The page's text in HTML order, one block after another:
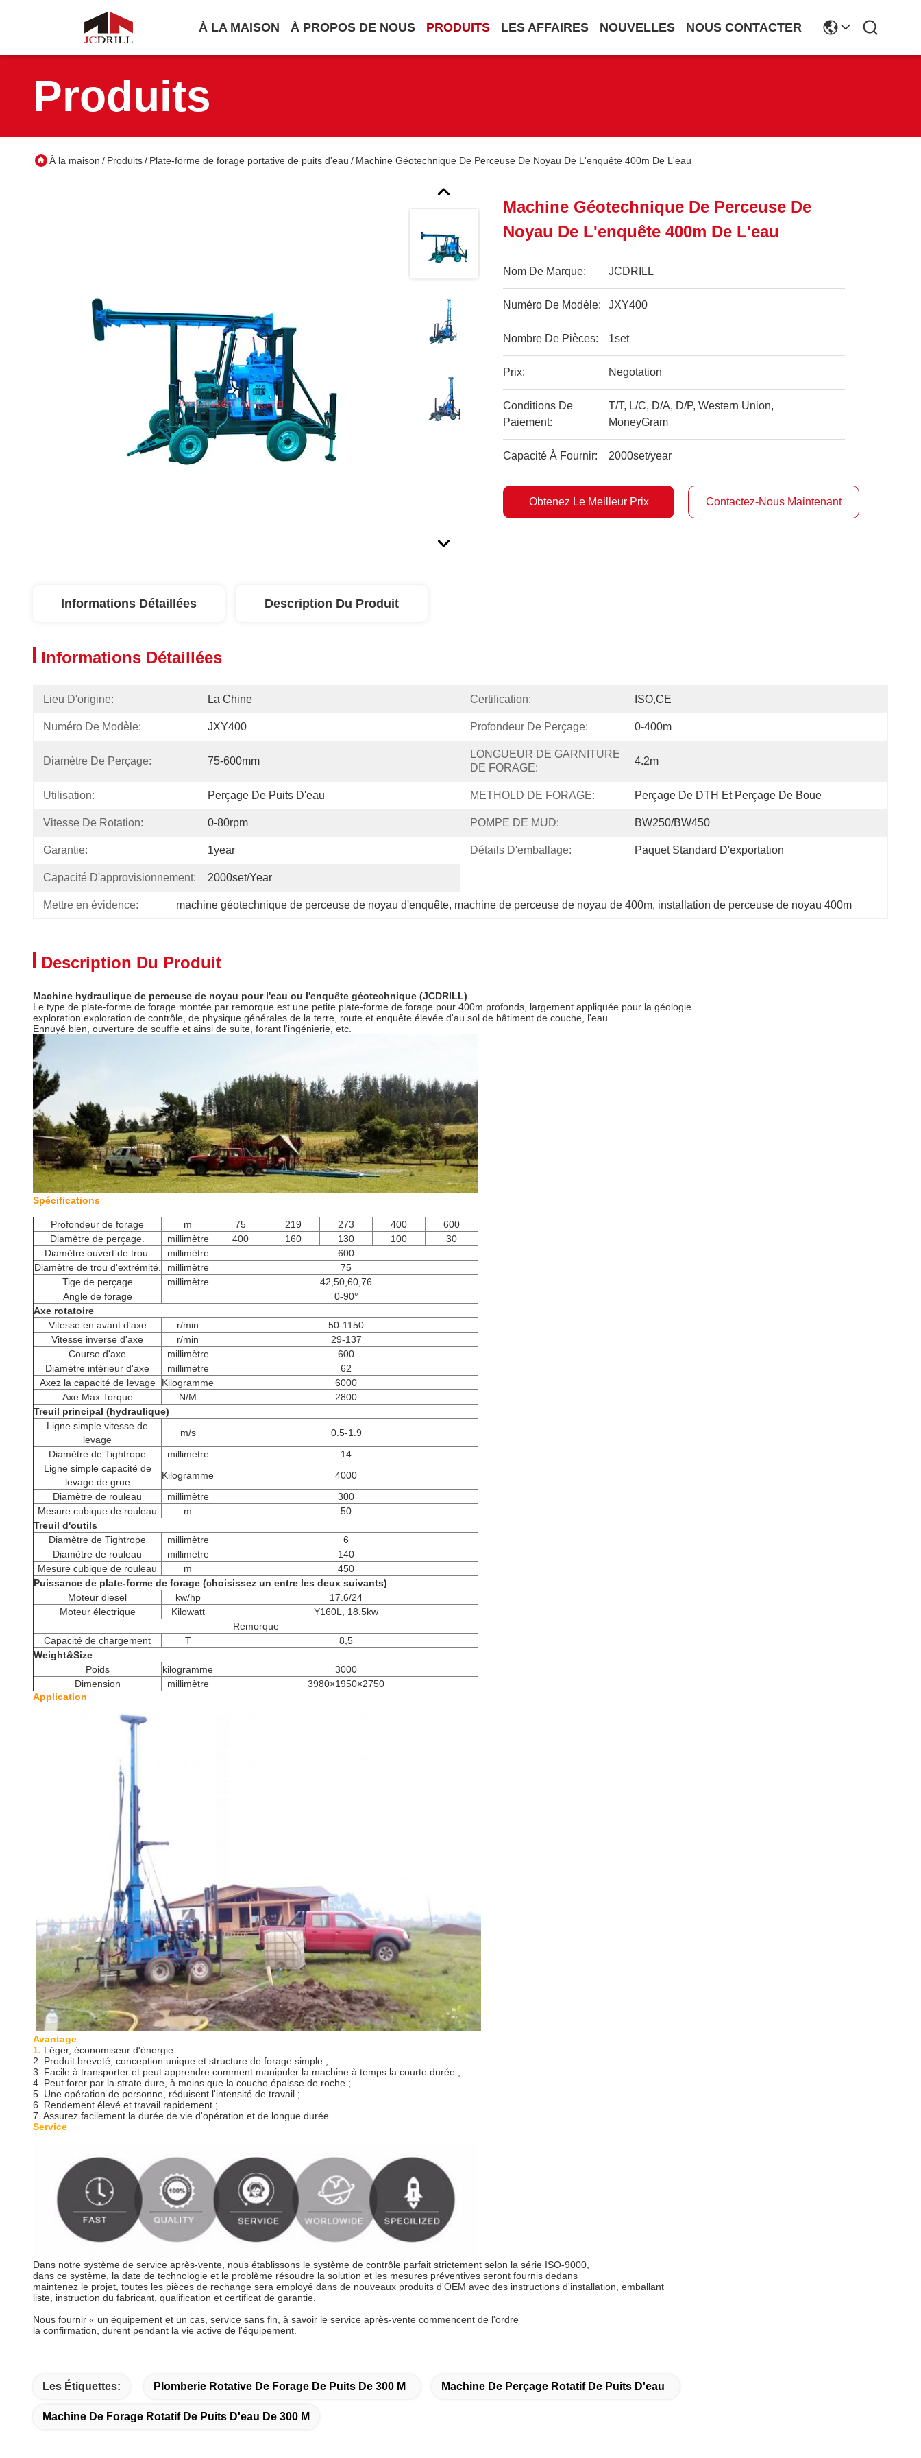
À LA MAISON À PROPOS DE NOUS PRODUITS LES AFFAIRES NOUVELLES NOUS CONTACTER
Produits
À la maison / Produits/ Plate-forme de forage portative de puits d'eau / Machine Géotechnique De Perceuse De Noyau De L'enquête 400m De L'eau
Machine Géotechnique De Perceuse De
Noyau De L'enquête 400m De L'eau
Nom De Marque: JCDRILL
Numéro De Modèle: JXY400
Nombre De Pièces: 1set
Prix: Negotation
Conditions De
Paiement:
T/T, L/C, D/A, D/P, Western Union,
MoneyGram
Capacité À Fournir: 2000set/year
Obtenez Le Meilleur Prix Contactez-Nous Maintenant
Informations Détaillées Description Du Produit
Informations Détaillées
Lieu D'origine: La Chine Certification: ISO,CE
Numéro De Modèle: JXY400 Profondeur De Perçage: 0-400m
Diamètre De Perçage: 75-600mm
LONGUEUR DE GARNITURE
DE FORAGE:
4.2m
Utilisation: Perçage De Puits D'eau METHOLD DE FORAGE: Perçage De DTH Et Perçage De Boue
Vitesse De Rotation: 0-80rpm POMPE DE MUD: BW250/BW450
Garantie: 1year Détails D'emballage: Paquet Standard D'exportation
Capacité D'approvisionnement: 2000set/year
Mettre en évidence: machine géotechnique de perceuse de noyau d'enquête, machine de perceuse de noyau de 400m, installation de perceuse de noyau 400m
Description Du Produit
Machine hydraulique de perceuse de noyau pour l'eau ou l'enquête géotechnique (JCDRILL)
Le type de plate-forme de forage montée par remorque est une petite plate-forme de forage pour 400m profonds, largement appliquée pour la géologie
exploration exploration de contrôle, de physique générales de la terre, route et enquête élevée d'au sol de bâtiment de couche, l'eau
Ennuyé bien, ouverture de souffle et ainsi de suite, forant l'ingénierie, etc.
Spécifications
Profondeur de forage m 75 219 273 400
600
Diamètre de perçage.
millimètre 400 160 130 100
30
Diamètre ouvert de trou.
millimètre
600
Diamètre de trou d'extrémité.
millimètre
75
Tige de perçage
millimètre
42,50,60,76
Angle de forage
0-90°
Axe rotatoire
Vitesse en avant d'axe
r/min
50-1150
Vitesse inverse d'axe
r/min
29-137
Course d'axe
millimètre
600
Diamètre intérieur d'axe
millimètre
62
Axez la capacité de levage
Kilogramme
6000
Axe Max.Torque
N/M
2800
Treuil principal (hydraulique)
Ligne simple vitesse de
levage
m/s
0.5-1.9
Diamètre de Tightrope
millimètre
14
Ligne simple capacité de
levage de grue
Kilogramme
4000
Diamètre de rouleau
millimètre
300
Mesure cubique de rouleau
m
50
Treuil d'outils
Diamètre de Tightrope
millimètre
6
Diamètre de rouleau
millimètre
140
Mesure cubique de rouleau
m
450
Puissance de plate-forme de forage (choisissez un entre les deux suivants)
Moteur diesel
kw/hp
17.6/24
Moteur électrique
Kilowatt
Y160L, 18.5kw
Remorque
Capacité de chargement
T
8,5
Weight&Size
Poids
kilogramme
3000
Dimension
millimètre
3980×1950×2750
Application
Avantage
1. Léger, économiseur d'énergie.
2. Produit breveté, conception unique et structure de forage simple ;
3. Facile à transporter et peut apprendre comment manipuler la machine à temps la courte durée ;
4. Peut forer par la strate dure, à moins que la couche épaisse de roche ;
5. Une opération de personne, réduisent l'intensité de travail ;
6. Rendement élevé et travail rapidement ;
7. Assurez facilement la durée de vie d'opération et de longue durée.
Service
Dans notre système de service après-vente, nous établissons le système de contrôle parfait strictement selon la série ISO-9000,
dans ce système, la date de technologie et le problème résoudre la solution et les mesures préventives seront fournis dedans
maintenez le projet, toutes les pièces de rechange sera employé dans de nouveaux produits d'OEM avec des instructions d'installation, emballant
liste, instruction du fabricant, qualification et certificat de garantie.
Nous fournir « un équipement et un cas, service sans fin, à savoir le service après-vente commencent de l'ordre
la confirmation, durent pendant la vie active de l'équipement.
Les Étiquettes: Plomberie Rotative De Forage De Puits De 300 M Machine De Perçage Rotatif De Puits D'eau
Machine De Forage Rotatif De Puits D'eau De 300 M